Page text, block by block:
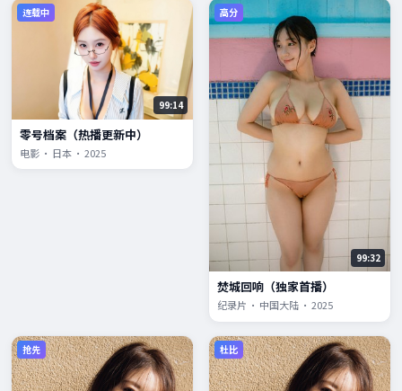
连载中
99:14
零号档案（热播更新中）
电影 · 日本 · 2025
高分
99:32
焚城回响（独家首播）
纪录片 · 中国大陆 · 2025
抢先 杜比